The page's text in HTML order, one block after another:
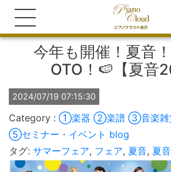
今年も開催！夏音
OTO！🍉【夏音
2024/07/19 07:15:30
①楽器 ②楽譜 ③音楽雑
⑤セミナー・イベント blog
タグ: サマーフェア, フェア, 夏音, 夏